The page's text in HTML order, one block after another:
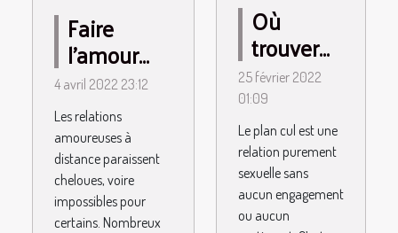
Faire
l’amour
par
téléphone :
quelques
astuces à
appliquer
4 avril 2022 23:12
Les relations
amoureuses à
distance paraissent
cheloues, voire
impossibles pour
certains. Nombreux
Où
trouver
son plan
cul ?
25 février 2022
01:09
Le plan cul est une
relation purement
sexuelle sans
aucun engagement
ou aucun